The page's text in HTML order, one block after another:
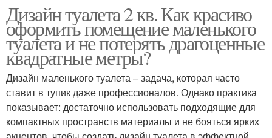
Дизайн туалета 2 кв. Как красиво
оформить помещение маленького
туалета и не потерять драгоценные
квадратные метры?
Дизайн маленького туалета – задача, которая часто
ставит в тупик даже профессионалов. Однако практика
показывает: достаточно использовать подходящие для
компактных пространств материалы и не бояться ярких